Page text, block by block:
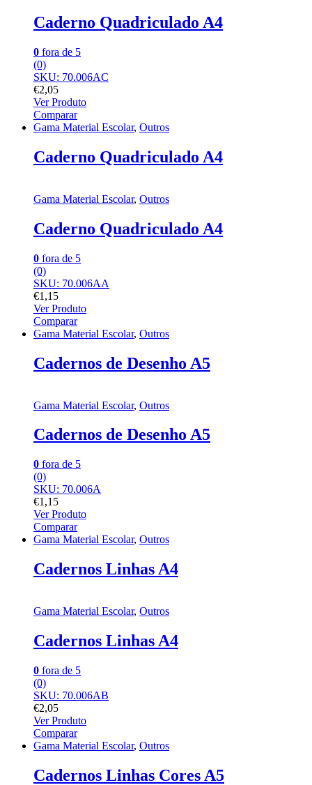
Caderno Quadriculado A4
0 fora de 5
(0)
SKU: 70.006AC
€2,05
Ver Produto
Comparar
Gama Material Escolar, Outros
Caderno Quadriculado A4
Gama Material Escolar, Outros
Caderno Quadriculado A4
0 fora de 5
(0)
SKU: 70.006AA
€1,15
Ver Produto
Comparar
Gama Material Escolar, Outros
Cadernos de Desenho A5
Gama Material Escolar, Outros
Cadernos de Desenho A5
0 fora de 5
(0)
SKU: 70.006A
€1,15
Ver Produto
Comparar
Gama Material Escolar, Outros
Cadernos Linhas A4
Gama Material Escolar, Outros
Cadernos Linhas A4
0 fora de 5
(0)
SKU: 70.006AB
€2,05
Ver Produto
Comparar
Gama Material Escolar, Outros
Cadernos Linhas Cores A5